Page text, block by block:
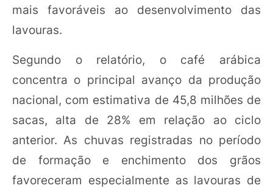
mais favoráveis ao desenvolvimento das
lavouras.
Segundo o relatório, o café arábica
concentra o principal avanço da produção
nacional, com estimativa de 45,8 milhões de
sacas, alta de 28% em relação ao ciclo
anterior. As chuvas registradas no período
de formação e enchimento dos grãos
favoreceram especialmente as lavouras de